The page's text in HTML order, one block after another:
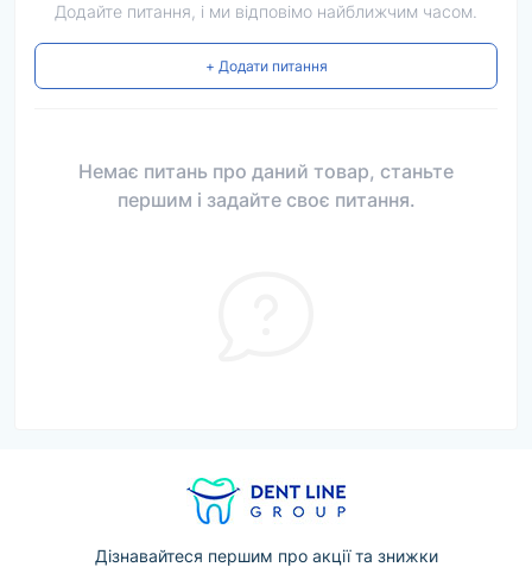
Додайте питання, і ми відповімо найближчим часом.
+ Додати питання
Немає питань про даний товар, станьте
першим і задайте своє питання.
Дізнавайтеся першим про акції та знижки